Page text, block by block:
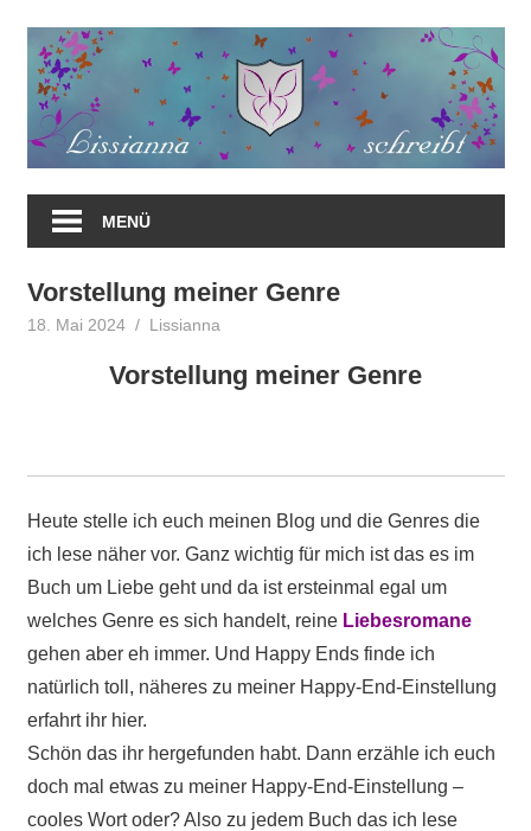
springen
MENÜ
Vorstellung meiner Genre
18. Mai 2024 Lissianna
Vorstellung meiner Genre
Heute stelle ich euch meinen Blog und die Genres die
ich lese näher vor. Ganz wichtig für mich ist das es im
Buch um Liebe geht und da ist ersteinmal egal um
welches Genre es sich handelt, reine Liebesromane
gehen aber eh immer. Und Happy Ends finde ich
natürlich toll, näheres zu meiner Happy-End-Einstellung
erfahrt ihr hier.
Schön das ihr hergefunden habt. Dann erzähle ich euch
doch mal etwas zu meiner Happy-End-Einstellung –
cooles Wort oder? Also zu jedem Buch das ich lese